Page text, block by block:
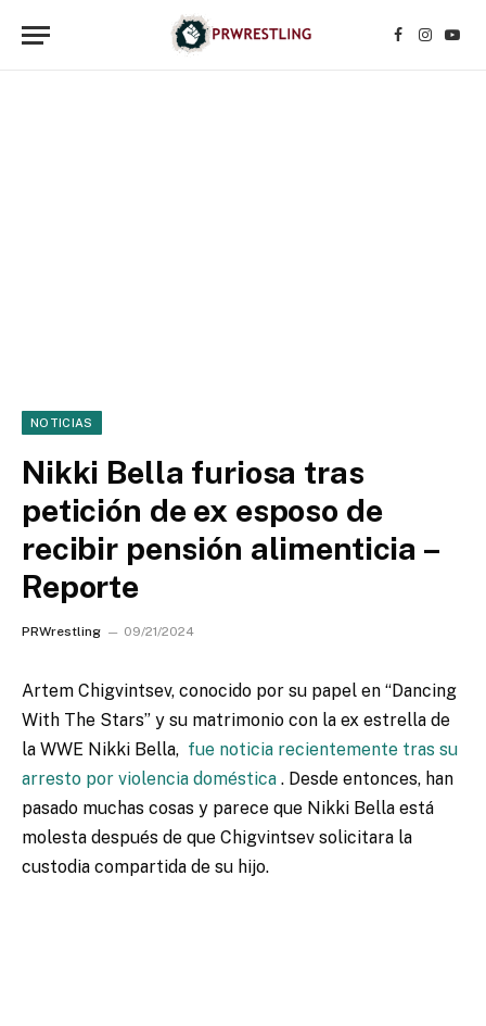
Facebook
NOTICIAS
Nikki Bella furiosa tras
petición de ex esposo de
recibir pensión alimenticia –
Reporte
PRWrestling 09/21/2024
Artem Chigvintsev, conocido por su papel en “Dancing
With The Stars” y su matrimonio con la ex estrella de
la WWE Nikki Bella, fue noticia recientemente tras su
arresto por violencia doméstica . Desde entonces, han
pasado muchas cosas y parece que Nikki Bella está
molesta después de que Chigvintsev solicitara la
custodia compartida de su hijo.